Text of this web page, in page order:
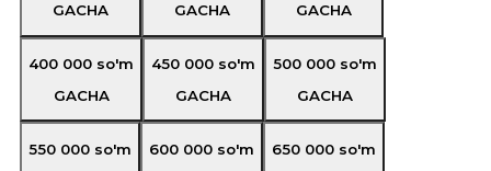
GACHA
GACHA
GACHA
400 000 so'm
GACHA
450 000 so'm
GACHA
500 000 so'm
GACHA
550 000 so'm
600 000 so'm
650 000 so'm